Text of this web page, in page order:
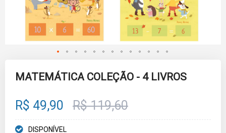
gallery
MATEMÁTICA COLEÇÃO - 4 LIVROS
R$ 49,90 R$ 119,60
DISPONÍVEL